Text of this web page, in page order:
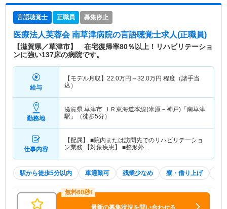
言語聴覚士 正職員 募集停止
医療法人芙蓉会 南草津病院の言語聴覚士求人(正職員)
【滋賀県／草津市】 在宅復帰率80％以上！リハビリテーショ
ンに強い137床の病院です。
給与
【モデル月収】 22.0万円～32.0万円 程度（諸手当
込）
勤務地
滋賀県 草津市 ＪＲ東海道本線(米原－神戸)「南草津
駅」（徒歩5分）
仕事内容
【配属】 ■院内または訪問先でのリハビリテーショ
ン業務 【対象疾患】 ■整形外…
駅から徒歩5分以内 車通勤可 残業少なめ 寮・借り上げ